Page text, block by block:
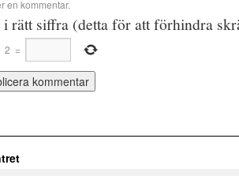
en kommentar.
rätt siffra (detta för att förhindra
2 =